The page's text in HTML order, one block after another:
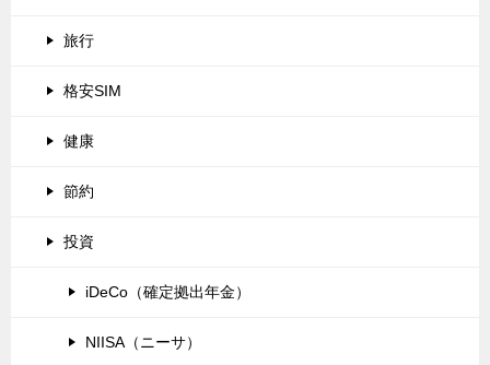
旅行
格安SIM
健康
節約
投資
iDeCo（確定拠出年金）
NIISA（ニーサ）